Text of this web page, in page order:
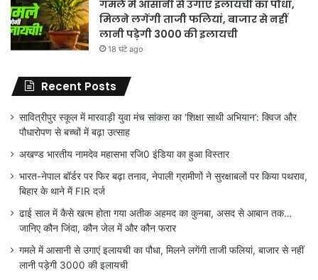
गमले में आसानी से उगाएं इलायची का पौधा,
मिलने लगेंगी ताजी फलियां, बाजार से नहीं
लानी पड़ेगी 3000 की इलायची
18 घंटे ago
Recent Posts
सावित्रीपुर स्कूल में मारवाड़ी युवा मंच सांकरा का ‘शिक्षा साथी अभियान’: क्विज और
पौधारोपण से बच्चों में बढ़ा उत्साह
अखण्ड भारतीय नामदेव महासभा रजि0 इंडिया का हुआ विस्तार
भारत-नेपाल बॉर्डर पर फिर बढ़ा तनाव, नेपाली ग्रामीणों ने सुरक्षाबलों पर किया पथराव,
बिहार के थाने में FIR दर्ज
ढाई साल में कैसे खत्म होता गया अतीक अहमद का कुनबा, असद से आबान तक…
जानिए कौन जिंदा, कौन जेल में और कौन फरार
गमले में आसानी से उगाएं इलायची का पौधा, मिलने लगेंगी ताजी फलियां, बाजार से नहीं
लानी पड़ेगी 3000 की इलायची